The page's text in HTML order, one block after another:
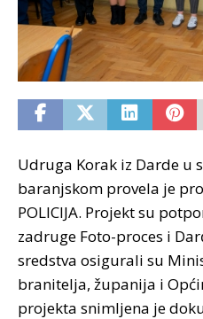
Udruga Korak iz Darde u
baranjskom provela je
POLICIJA. Projekt su
zadruge Foto-proces i
sredstva osigurali su
branitelja, županija i
projekta snimljena je